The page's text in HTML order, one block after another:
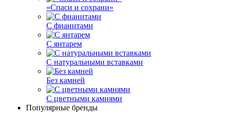
«Спаси и сохрани»
С фианитами
С янтарем
С натуральными вставками
Без камней
С цветными камнями
Популярные бренды